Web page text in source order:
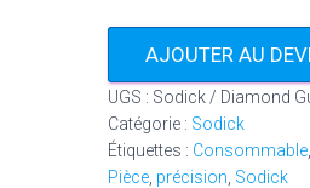
AJOUTER AU
UGS : Sodick / Diamond
Catégorie : Sodick
Étiquettes : Consommable
Pièce précision Sodick